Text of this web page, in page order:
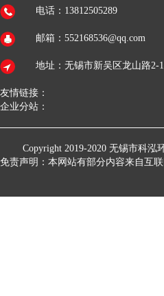
电话：13812505289
邮箱：552168536@qq.com
地址：无锡市新吴区龙山路2-
友情链接：
企业分站：
Copyright 2019-2020 无锡市科泓
免责声明：本网站有部分内容来自互